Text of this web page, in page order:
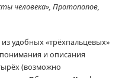
человека», Протопопов,
удобных «трёхпальцевых»
и описания
(возможно